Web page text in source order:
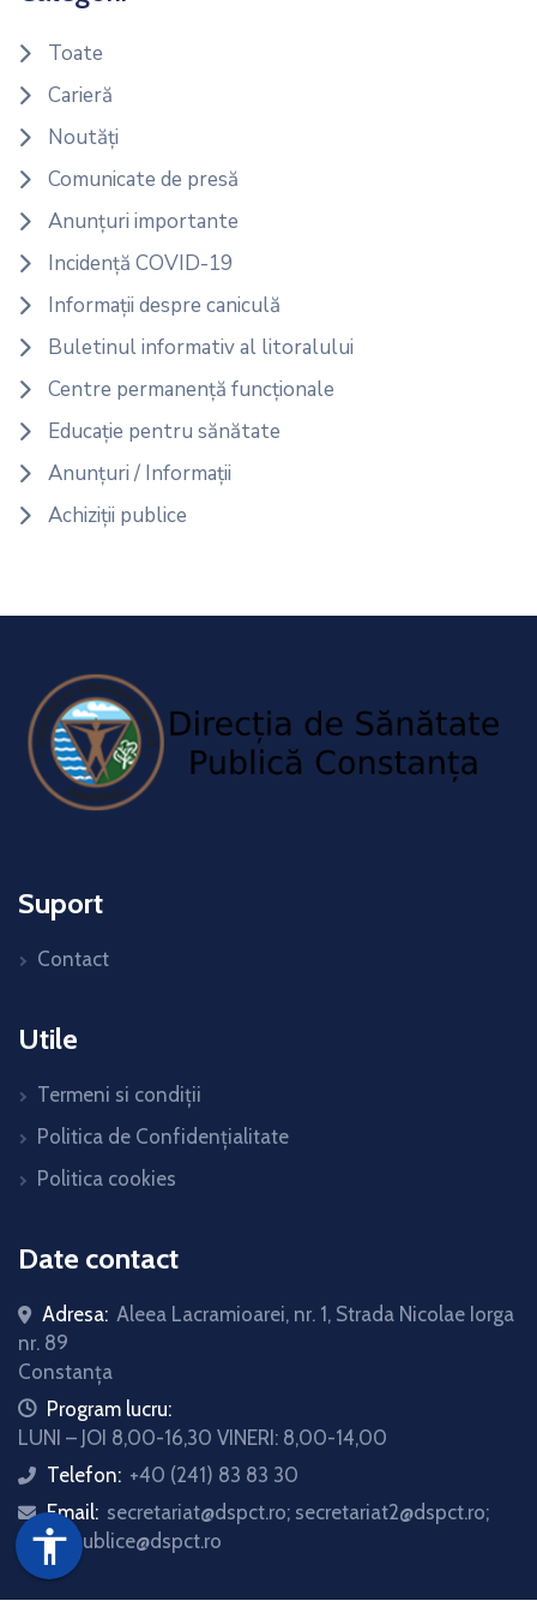
accessibility
Toate
Carieră
Noutăți
Comunicate de presă
Anunțuri importante
Incidență COVID-19
Informații despre caniculă
Buletinul informativ al litoralului
Centre permanență funcționale
Educație pentru sănătate
Anunțuri / Informații
Achiziții publice
Suport
Contact
Utile
Termeni si condiții
Politica de Confidențialitate
Politica cookies
Date contact
Adresa: Aleea Lacramioarei, nr. 1, Strada Nicolae Iorga
nr. 89
Constanța
iconProgram lucru:
LUNI – JOI 8,00-16,30 VINERI: 8,00-14,00
icon
Telefon: +40 (241) 83 83 30
icon
Email: secretariat@dspct.ro; secretariat2@dspct.ro;
relatii.publice@dspct.ro